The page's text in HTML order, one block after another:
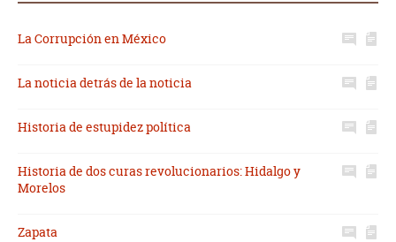
La Corrupción en México
La noticia detrás de la noticia
Historia de estupidez política
Historia de dos curas revolucionarios: Hidalgo y
Morelos
Zapata